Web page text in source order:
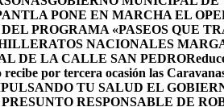
PONE EN MARCHA EL
PROGRAMA «PASEOS QUE
NACIONALES
DE LA CALLE SAN PEDRO
recibe por tercera ocasión las
TU SALUD EL
RESPONSABLE DE